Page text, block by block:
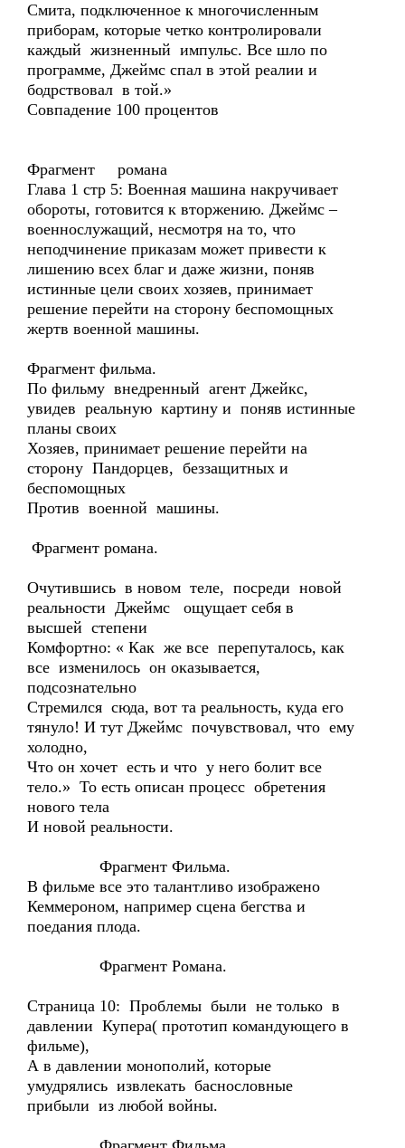
Смита, подключенное к многочисленным
приборам, которые четко контролировали
каждый жизненный импульс. Все шло по
программе, Джеймс спал в этой реалии и
бодрствовал в той.»
Совпадение 100 процентов
Фрагмент романа
Глава 1 стр 5: Военная машина накручивает
обороты, готовится к вторжению. Джеймс –
военнослужащий, несмотря на то, что
неподчинение приказам может привести к
лишению всех благ и даже жизни, поняв
истинные цели своих хозяев, принимает
решение перейти на сторону беспомощных
жертв военной машины.
Фрагмент фильма.
По фильму внедренный агент Джейкс,
увидев реальную картину и поняв истинные
планы своих
Хозяев, принимает решение перейти на
сторону Пандорцев, беззащитных и
беспомощных
Против военной машины.
Фрагмент романа.
Очутившись в новом теле, посреди новой
реальности Джеймс ощущает себя в
высшей степени
Комфортно: « Как же все перепуталось, как
все изменилось он оказывается,
подсознательно
Стремился сюда, вот та реальность, куда его
тянуло! И тут Джеймс почувствовал, что ему
холодно,
Что он хочет есть и что у него болит все
тело.» То есть описан процесс обретения
нового тела
И новой реальности.
Фрагмент Фильма.
В фильме все это талантливо изображено
Кеммероном, например сцена бегства и
поедания плода.
Фрагмент Романа.
Страница 10: Проблемы были не только в
давлении Купера( прототип командующего в
фильме),
А в давлении монополий, которые
умудрялись извлекать баснословные
прибыли из любой войны.